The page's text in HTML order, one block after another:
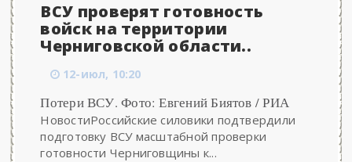
ВСУ проверят готовность
войск на территории
Черниговской области..
12-июл, 10:20
Потери ВСУ. Фото: Евгений Биятов / РИА
НовостиРоссийские силовики подтвердили
подготовку ВСУ масштабной проверки
готовности Черниговщины к...